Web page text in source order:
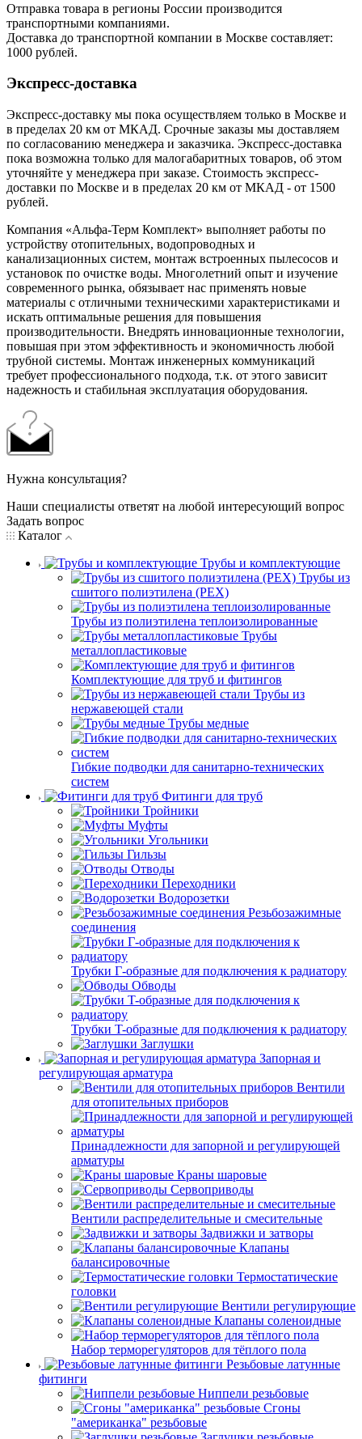
Отправка товара в регионы России производится
транспортными компаниями.
Доставка до транспортной компании в Москве составляет:
1000 рублей.
Экспресс-доставка
Экспресс-доставку мы пока осуществляем только в Москве и
в пределах 20 км от МКАД. Срочные заказы мы доставляем
по согласованию менеджера и заказчика. Экспресс-доставка
пока возможна только для малогабаритных товаров, об этом
уточняйте у менеджера при заказе. Стоимость экспресс-
доставки по Москве и в пределах 20 км от МКАД - от 1500
рублей.
Компания «Альфа-Терм Комплект» выполняет работы по
устройству отопительных, водопроводных и
канализационных систем, монтаж встроенных пылесосов и
установок по очистке воды. Многолетний опыт и изучение
современного рынка, обязывает нас применять новые
материалы с отличными техническими характеристиками и
искать оптимальные решения для повышения
производительности. Внедрять инновационные технологии,
повышая при этом эффективность и экономичность любой
трубной системы. Монтаж инженерных коммуникаций
требует профессионального подхода, т.к. от этого зависит
надежность и стабильная эксплуатация оборудования.
Нужна консультация?
Наши специалисты ответят на любой интересующий вопрос
Задать вопрос
Каталог
Трубы и комплектующие
Трубы из
сшитого полиэтилена (PEX)
Трубы из полиэтилена теплоизолированные
Трубы
металлопластиковые
Комплектующие для труб и фитингов
Трубы из
нержавеющей стали
Трубы медные
Гибкие подводки для санитарно-технических
систем
Фитинги для труб
Тройники
Муфты
Угольники
Гильзы
Отводы
Переходники
Водорозетки
Резьбозажимные
соединения
Трубки Г-образные для подключения к радиатору
Обводы
Трубки T-образные для подключения к радиатору
Заглушки
Запорная и
регулирующая арматура
Вентили
для отопительных приборов
Принадлежности для запорной и регулирующей
арматуры
Краны шаровые
Сервоприводы
Вентили распределительные и смесительные
Задвижки и затворы
Клапаны
балансировочные
Термостатические
головки
Вентили регулирующие
Клапаны соленоидные
Набор терморегуляторов для тёплого пола
Резьбовые латунные
фитинги
Ниппели резьбовые
Сгоны
"американка" резьбовые